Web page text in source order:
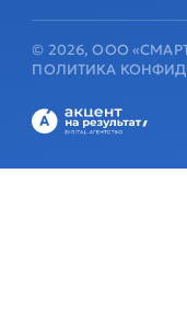
© 2026, ООО
ПОЛИТИКА